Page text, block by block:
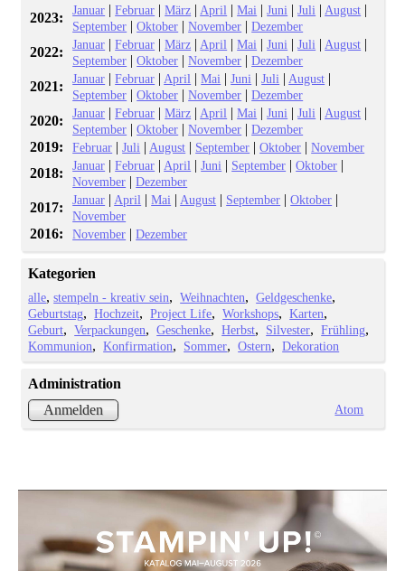
2023: Januar |Februar |März | April |Mai |Juni |Juli | August |
September |Oktober |November |Dezember
2022: Januar |Februar |März | April |Mai |Juni |Juli | August |
September |Oktober |November |Dezember
2021: Januar |Februar | April |Mai |Juni |Juli | August |
September |Oktober |November |Dezember
2020: Januar |Februar |März | April |Mai |Juni |Juli | August |
September |Oktober |November |Dezember
2019: Februar |Juli | August | September |Oktober |November
2018: Januar |Februar | April |Juni | September |Oktober |
November |Dezember
2017: Januar | April |Mai | August | September |Oktober |
November
2016: November |Dezember
Kategorien
alle stempeln - kreativ sein Weihnachten
Geldgeschenke
Geburtstag
Hochzeit Project Life Workshops
Karten
Geburt
Verpackungen Geschenke Herbst Silvester
Frühling
Kommunion
Konfirmation Sommer Ostern Dekoration
Administration
Anmelden
Atom